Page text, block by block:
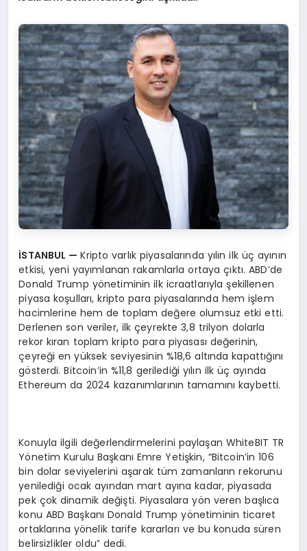
İSTANBUL —Kripto varlık piyasalarında yılın ilk üç ayının
etkisi, yeni yayımlanan rakamlarla ortaya çıktı. ABD’de
Donald Trump yönetiminin ilk icraatlarıyla şekillenen
piyasa koşulları, kripto para piyasalarında hem işlem
hacimlerine hem de toplam değere olumsuz etki etti.
Derlenen son veriler, ilk çeyrekte 3,8 trilyon dolarla
rekor kıran toplam kripto para piyasası değerinin,
çeyreği en yüksek seviyesinin %18,6 altında kapattığını
gösterdi. Bitcoin’in %11,8 gerilediği yılın ilk üç ayında
Ethereum da 2024 kazanımlarının tamamını kaybetti.
Konuyla ilgili değerlendirmelerini paylaşan WhiteBIT TR
Yönetim Kurulu Başkanı Emre Yetişkin, “Bitcoin’in 106
bin dolar seviyelerini aşarak tüm zamanların rekorunu
yenilediği ocak ayından mart ayına kadar, piyasada
pek çok dinamik değişti. Piyasalara yön veren başlıca
konu ABD Başkanı Donald Trump yönetiminin ticaret
ortaklarına yönelik tarife kararları ve bu konuda süren
belirsizlikler oldu” dedi.